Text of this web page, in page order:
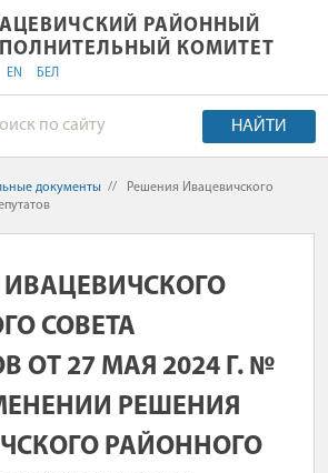
РАЙОННЫЙ
РАЙОННЫЙ
КОМИТЕТ
EN БЕЛ
НАЙТИ
документы //
Решения Ивацевичского
СОВЕТА
ОТ 27 МАЯ 2024 Г. №
РЕШЕНИЯ
РАЙОННОГО